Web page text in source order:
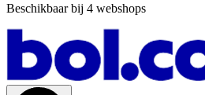
Beschikbaar bij 4 webshops